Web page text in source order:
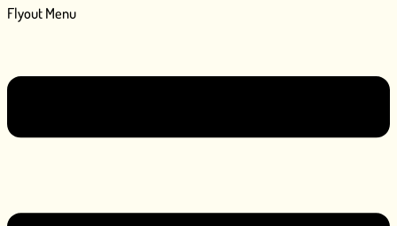
Flyout Menu